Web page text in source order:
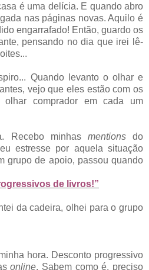
é uma delícia. E quando abro
nas páginas novas. Aquilo é
engarrafado! Então, guardo os
pensando no dia que irei lê-
Quando levanto o olhar e
vejo que eles estão com os
comprador em cada um
Recebo minhasmentionsdo
estresse por aquela situação
grupo de apoio, passou quando
de livros!”
da cadeira, olhei para o grupo
hora. Desconto progressivo
online. Sabem como é, preciso